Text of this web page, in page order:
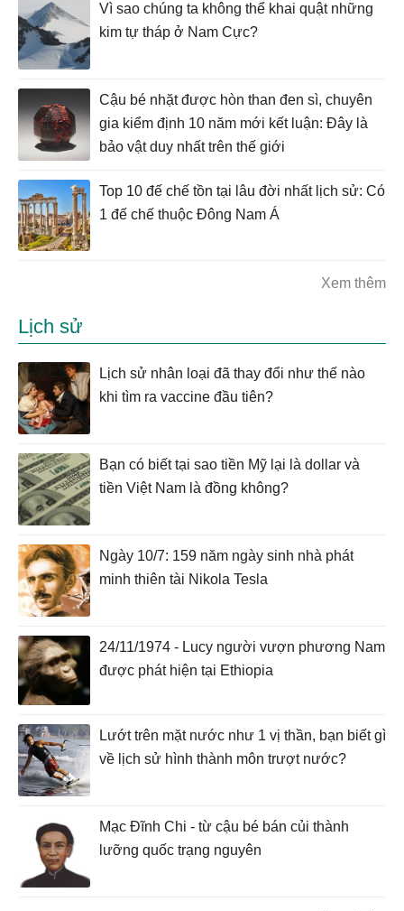
Vì sao chúng ta không thể khai quật những
kim tự tháp ở Nam Cực?
Cậu bé nhặt được hòn than đen sì, chuyên
gia kiểm định 10 năm mới kết luận: Đây là
bảo vật duy nhất trên thế giới
Top 10 đế chế tồn tại lâu đời nhất lịch sử: Có
1 đế chế thuộc Đông Nam Á
Xem thêm
Lịch sử
Lịch sử nhân loại đã thay đổi như thế nào
khi tìm ra vaccine đầu tiên?
Bạn có biết tại sao tiền Mỹ lại là dollar và
tiền Việt Nam là đồng không?
Ngày 10/7: 159 năm ngày sinh nhà phát
minh thiên tài Nikola Tesla
24/11/1974 - Lucy người vượn phương Nam
được phát hiện tại Ethiopia
Lướt trên mặt nước như 1 vị thần, bạn biết gì
về lịch sử hình thành môn trượt nước?
Mạc Đĩnh Chi - từ cậu bé bán củi thành
lưỡng quốc trạng nguyên